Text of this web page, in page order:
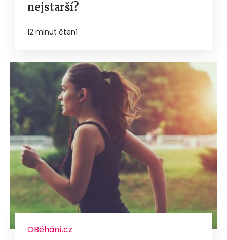
nejstarší?
12 minut čtení
OBěhání.cz